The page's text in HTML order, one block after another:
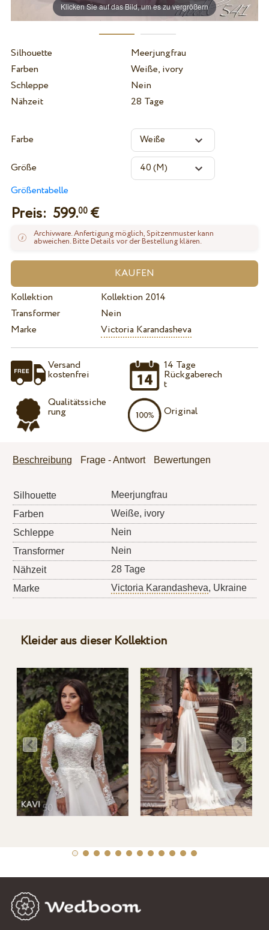
Klicken Sie auf das Bild, um es zu vergrößern
Silhouette
Meerjungfrau
Farben
Weiße, ivory
Schleppe
Nein
Nähzeit
28 Tage
Farbe
Größe
Größentabelle
Preis: 599.00€
Archivware. Anfertigung möglich, Spitzenmuster kann
abweichen. Bitte Details vor der Bestellung klären.
Kollektion
Kollektion 2014
Transformer
Nein
Marke
Victoria Karandasheva
Versand
kostenfrei
Qualitätssiche
rung
14 Tage
Rückgaberech
t
Original
Beschreibung Frage - Antwort Bewertungen
Silhouette
Meerjungfrau
Farben
Weiße, ivory
Schleppe
Nein
Transformer
Nein
Nähzeit
28 Tage
Marke
Victoria Karandasheva, Ukraine
Kleider aus dieser Kollektion